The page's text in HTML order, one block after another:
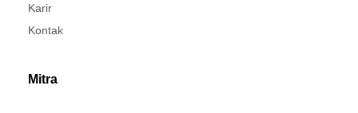
Karir
Kontak
Mitra